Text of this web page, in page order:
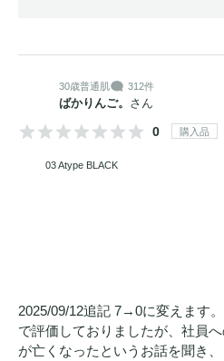
30歳普通肌 312件
ばかりんご。 さん
0 購入品
03 Atype BLACK
2025/09/12追記 7→0に変えます
で評価しておりましたが、社員
が亡くなったというお話を聞き